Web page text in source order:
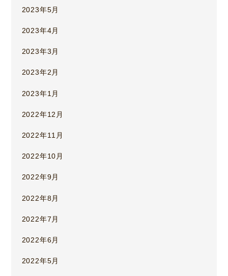
2023年5月
2023年4月
2023年3月
2023年2月
2023年1月
2022年12月
2022年11月
2022年10月
2022年9月
2022年8月
2022年7月
2022年6月
2022年5月